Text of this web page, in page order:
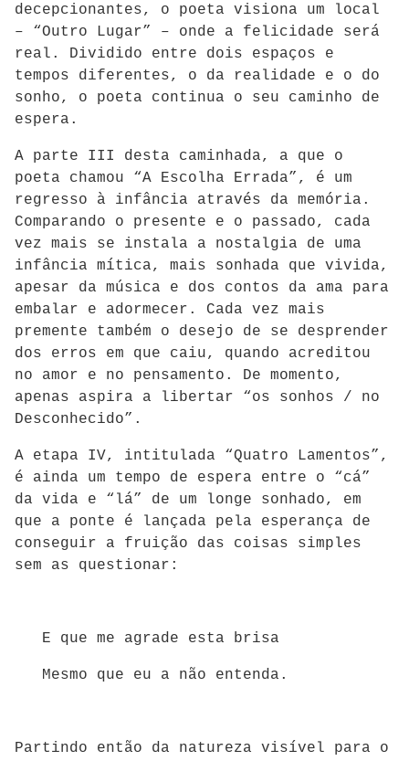
decepcionantes, o poeta visiona um local
– “Outro Lugar” – onde a felicidade será
real. Dividido entre dois espaços e
tempos diferentes, o da realidade e o do
sonho, o poeta continua o seu caminho de
espera.
A parte III desta caminhada, a que o
poeta chamou “A Escolha Errada”, é um
regresso à infância através da memória.
Comparando o presente e o passado, cada
vez mais se instala a nostalgia de uma
infância mítica, mais sonhada que vivida,
apesar da música e dos contos da ama para
embalar e adormecer. Cada vez mais
premente também o desejo de se desprender
dos erros em que caiu, quando acreditou
no amor e no pensamento. De momento,
apenas aspira a libertar “os sonhos / no
Desconhecido”.
A etapa IV, intitulada “Quatro Lamentos”,
é ainda um tempo de espera entre o “cá”
da vida e “lá” de um longe sonhado, em
que a ponte é lançada pela esperança de
conseguir a fruição das coisas simples
sem as questionar:
E que me agrade esta brisa
Mesmo que eu a não entenda.
Partindo então da natureza visível para o